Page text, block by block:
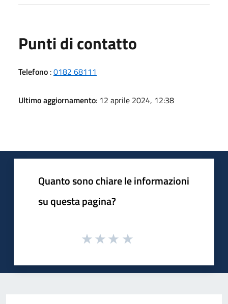
Punti di contatto
Telefono :0182 68111
Ultimo aggiornamento: 12 aprile 2024, 12:38
Quanto sono chiare le informazioni
su questa pagina?